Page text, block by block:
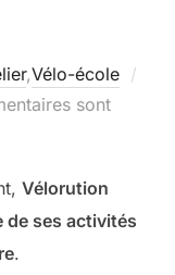
,Vélo-école
sont
Vélorution
de ses activités
.